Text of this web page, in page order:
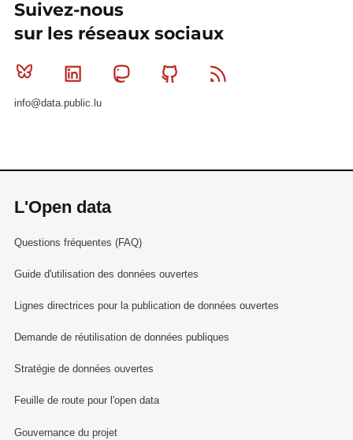
Suivez-nous
sur les réseaux sociaux
Bluesky Linkedin MastodonGithub
info@data.public.lu
L'Open data
Questions fréquentes (FAQ)
Guide d'utilisation des données ouvertes
Lignes directrices pour la publication de données ouvertes
Demande de réutilisation de données publiques
Stratégie de données ouvertes
Feuille de route pour l'open data
Gouvernance du projet